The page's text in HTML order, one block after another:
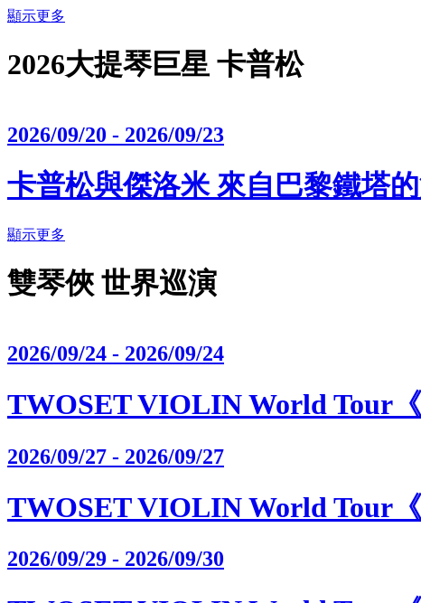
顯示更多
2026大提琴巨星 卡普松
2026/09/20 - 2026/09/23
卡普松與傑洛米 來自巴黎鐵塔
顯示更多
雙琴俠 世界巡演
2026/09/24 - 2026/09/24
TWOSET VIOLIN World Tour《
2026/09/27 - 2026/09/27
TWOSET VIOLIN World Tour《
2026/09/29 - 2026/09/30